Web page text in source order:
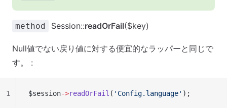
method Session::readOrFail($key)
Null値でない戻り値に対する便宜的なラッパーと同じで
す。 :
$session->readOrFail ( 'Config.language' );
1